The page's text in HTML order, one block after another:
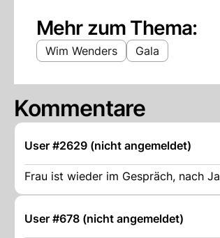
Mehr zum Thema:
Wim Wenders Gala
Kommentare
User #2629 (nicht angemeldet)
Frau ist wieder im Gespräch, nach
User #678 (nicht angemeldet)